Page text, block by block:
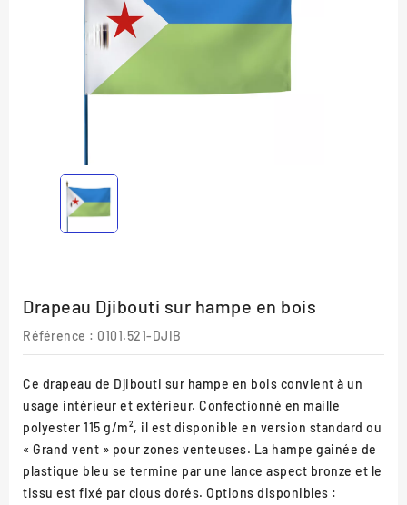
Drapeau Djibouti sur hampe en bois
Référence : 0101.521-DJIB
Ce drapeau de Djibouti sur hampe en bois convient à un
usage intérieur et extérieur. Confectionné en maille
polyester 115 g/m², il est disponible en version standard ou
« Grand vent » pour zones venteuses. La hampe gainée de
plastique bleu se termine par une lance aspect bronze et le
tissu est fixé par clous dorés. Options disponibles :